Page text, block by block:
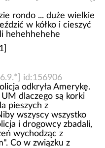
rondo ... duże wielkie
w kółko i cieszyć
hehehhehehe
id:156906
odkryła Amerykę.
dlaczego są korki
pieszych z
wszyscy wszystko
i drogowcy zbadali,
wychodząc z
Co w związku z